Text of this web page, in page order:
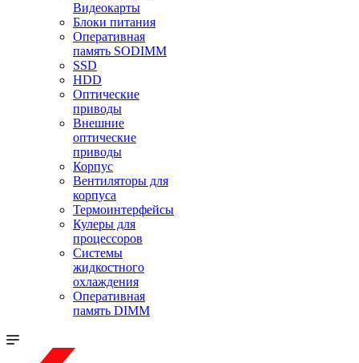
Видеокарты
Блоки питания
Оперативная
память SODIMM
SSD
HDD
Оптические
приводы
Внешние
оптические
приводы
Корпус
Вентиляторы для
корпуса
Термоинтерфейсы
Кулеры для
процессоров
Системы
жидкостного
охлаждения
Оперативная
память DIMM